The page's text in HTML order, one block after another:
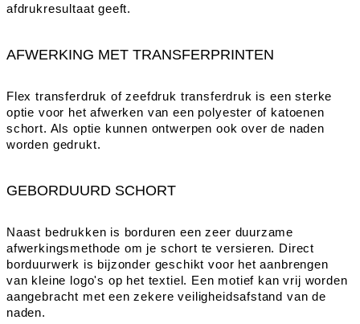
afdrukresultaat geeft.
AFWERKING MET TRANSFERPRINTEN
Flex transferdruk of zeefdruk transferdruk is een sterke
optie voor het afwerken van een polyester of katoenen
schort. Als optie kunnen ontwerpen ook over de naden
worden gedrukt.
GEBORDUURD SCHORT
Naast bedrukken is borduren een zeer duurzame
afwerkingsmethode om je schort te versieren. Direct
borduurwerk is bijzonder geschikt voor het aanbrengen
van kleine logo's op het textiel. Een motief kan vrij worden
aangebracht met een zekere veiligheidsafstand van de
naden.